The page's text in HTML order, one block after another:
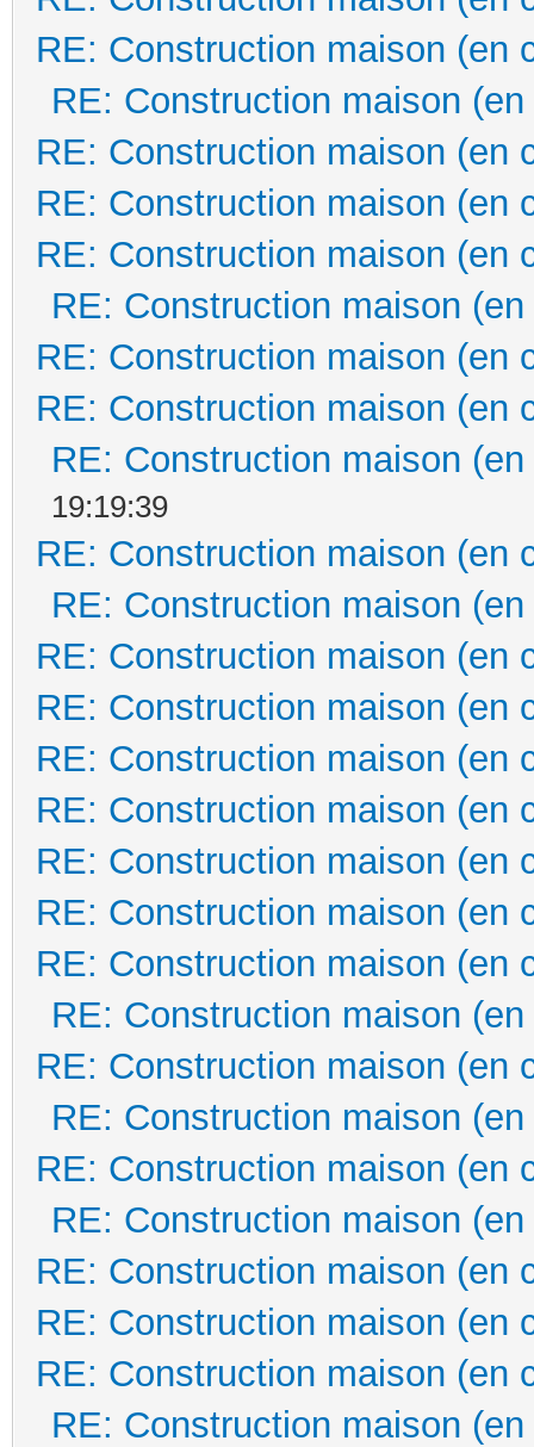
RE: Construction maison (en
RE: Construction maison
RE: Construction maison (en
RE: Construction maison (en
RE: Construction maison (en
RE: Construction maison
RE: Construction maison (en
RE: Construction maison (en
RE: Construction maison
19:19:39
RE: Construction maison (en
RE: Construction maison
RE: Construction maison (en
RE: Construction maison (en
RE: Construction maison (en
RE: Construction maison (en
RE: Construction maison (en
RE: Construction maison (en
RE: Construction maison (en
RE: Construction maison
RE: Construction maison (en
RE: Construction maison
RE: Construction maison (en
RE: Construction maison
RE: Construction maison (en
RE: Construction maison (en
RE: Construction maison (en
RE: Construction maison